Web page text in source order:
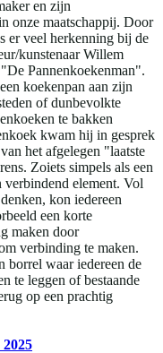
en zijn
onze maatschappij. Door
er veel herkenning bij de
kunstenaar Willem
Pannenkoekenman".
koekenpan aan zijn
of dunbevolkte
te bakken
kwam hij in gesprek
het afgelegen "laatste
Zoiets simpels als een
verbindend element. Vol
kon iedereen
een korte
maken door
verbinding te maken.
borrel waar iedereen de
te leggen of bestaande
op een prachtig